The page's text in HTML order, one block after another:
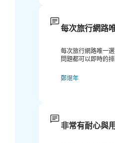
每次旅行網路
每次旅行網路唯一
問題都可以即時的
鄭焜年
非常有耐心與